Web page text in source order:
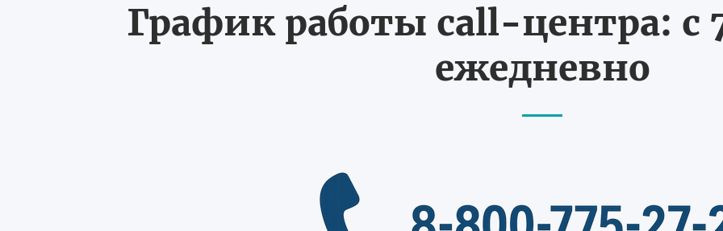
График работы call-центра: с
ежедневно